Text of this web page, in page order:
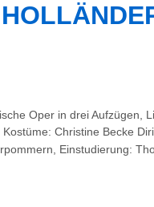
Oper in drei Aufzügen,
Christine Becke
Einstudierung: